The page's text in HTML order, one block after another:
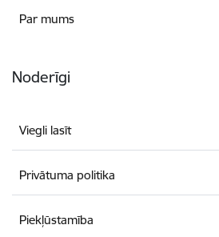
Par mums
Noderīgi
Viegli lasīt
Privātuma politika
Piekļūstamība